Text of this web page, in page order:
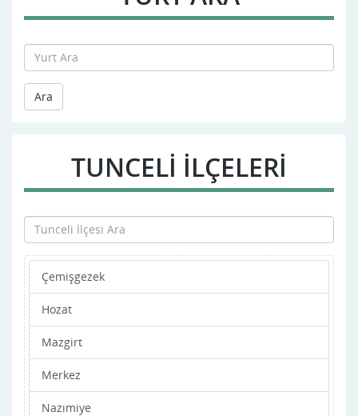
Ara
TUNCELI İLÇELERİ
Çemişgezek
Hozat
Mazgirt
Merkez
Nazımiye